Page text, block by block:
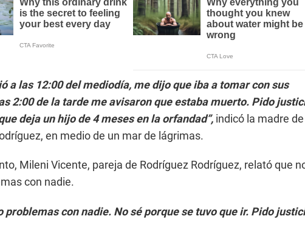
a las 12:00 del mediodía, me dijo que iba a tomar con sus
2:00 de la tarde me avisaron que estaba muerto. Pido
deja un hijo de 4 meses en la orfandad”, indicó la madre de
en medio de un mar de lágrimas.
Mileni Vicente, pareja de Rodríguez Rodríguez, relató que
con nadie.
problemas con nadie. No sé porque se tuvo que ir. Pido